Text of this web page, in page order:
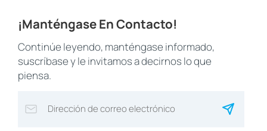
¡Manténgase En Contacto!
Continúe leyendo, manténgase informado,
suscríbase y le invitamos a decirnos lo que
piensa.